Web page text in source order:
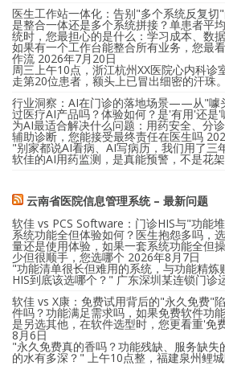
医生工作站一体化：告别"多个系统反复
是整合一体还是多个系统拼接？单患者平
统时，您最担心的是什么：学习成本、数
如果有一个工作台能整合所有业务，您最
作流 2026年7月20日
周三上午10点，浙江杭州XX医院心内科诊
走第20位患者，额头上已冒出细密的汗珠
行业洞察：AI在门诊的落地场景——从"噱
过医疗AI产品吗？体验如何？是'有用'还是
为AI最适合解决什么问题：用药安全、分
辅助诊断，您能接受最终责任在医生吗
"别家都说AI看病、AI写病历，我们用了三
软佳的AI用药监测，是真能预警，不是花
云南省医院信息管理系统 – 最新问题
软佳 vs PCS Software：门诊HIS与"功能
系统功能全但体验如何？医生抱怨多吗，
量还是使用体验，如果一套系统功能全但
少但很顺手，您选哪个 2026年8月7日
"功能清单很长但难用的系统，与功能精
HIS到底该选哪个？" 广东深圳某连锁门诊
软佳 vs X康：免费试用背后的"永久免费"
件吗？功能满足需求吗，如果免费软件功
是另选其他，在软件选型时，您更看重'免
8月6日
"永久免费真的香吗？功能残缺、服务缺失
的水有多深？" 上午10点整，福建泉州鲤